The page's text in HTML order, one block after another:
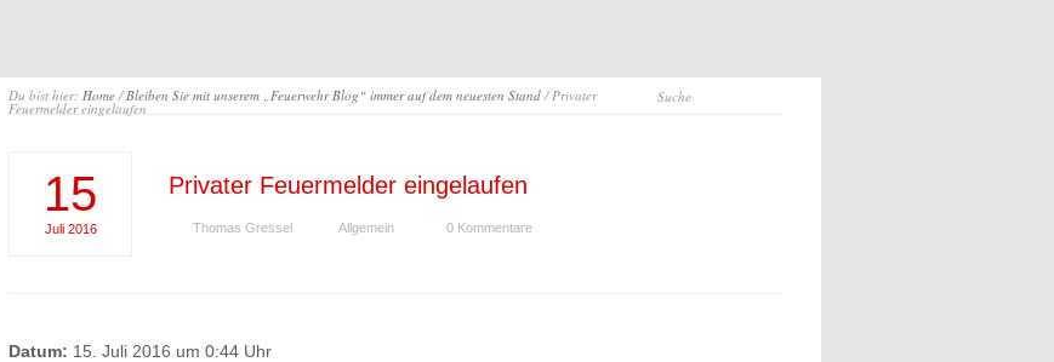
Du bist hier: Home/Bleiben Sie mit unserem „Feuerwehr Blog“ immer auf dem neuesten Stand/ Privater
Feuermelder eingelaufen
15
Juli 2016
Privater Feuermelder eingelaufen
Thomas Gressel Allgemein 0 Kommentare
Datum: 15. Juli 2016 um 0:44 Uhr